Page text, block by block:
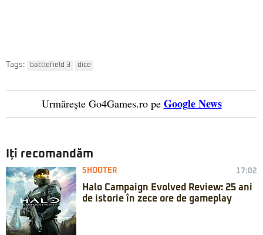
Tags: battlefield 3 dice
Urmărește Go4Games.ro pe Google News
Iți recomandăm
SHOOTER 17:02
Halo Campaign Evolved Review: 25 ani
de istorie în zece ore de gameplay